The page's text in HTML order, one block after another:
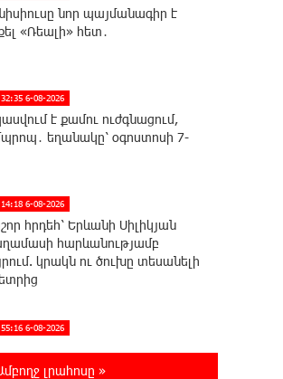
նոր պայմանագիր է
«Ռեալի» հետ․
6-08-2026
է քամու ուժգնացում,
եղանակը՝ օգոստոսի 7-
6-08-2026
հրդեհ՝ Երևանի Սիլիկյան
հարևանությամբ
կրակն ու ծուխը տեսանելի
6-08-2026
քննարկել են
լրահոսը »